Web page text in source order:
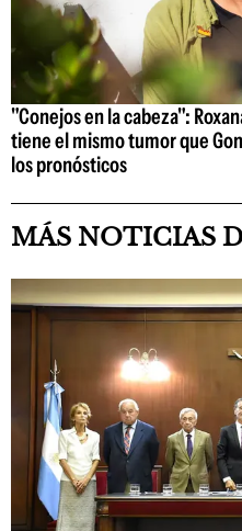
"Conejos en la cabeza":
tiene el mismo tumor que
los pronósticos
MÁS NOTICIAS